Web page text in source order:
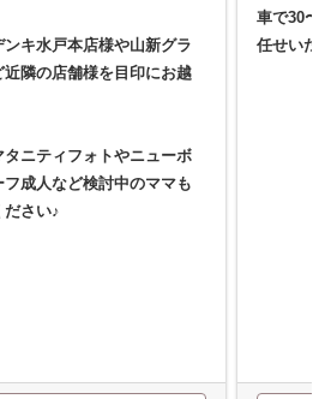
キ水戸本店様や山新グラ
隣の店舗様を目印にお越
ニティフォトやニューボ
成人など検討中のママも
ださい♪
車で30〜
任せいた